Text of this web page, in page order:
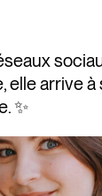
elle arrive
✨